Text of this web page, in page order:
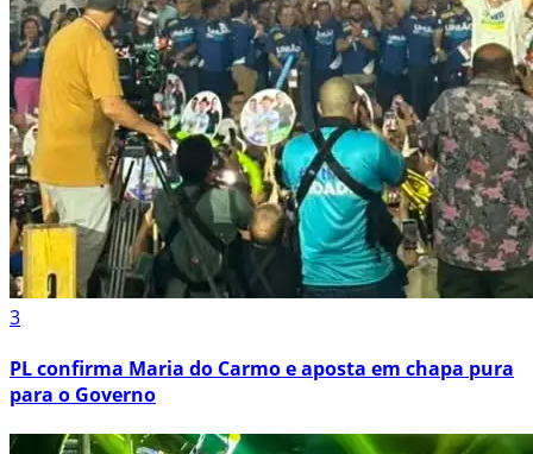
3
PL confirma Maria do Carmo e aposta em chapa pura
para o Governo